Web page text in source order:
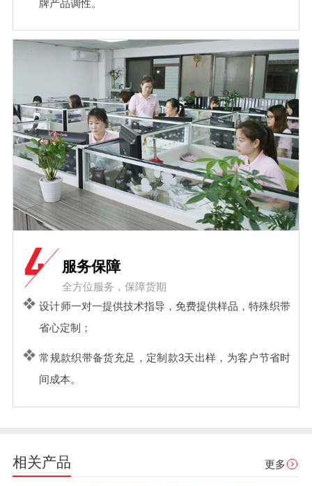
牌产品调性。
服务保障
全方位服务，保障货期
设计师一对一提供技术指导，免费提供样品，特殊织带
省心定制；
常规款织带备货充足，定制款3天出样，为客户节省时
间成本。
相关产品 更多